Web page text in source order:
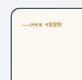
লেখক পরিচিতি